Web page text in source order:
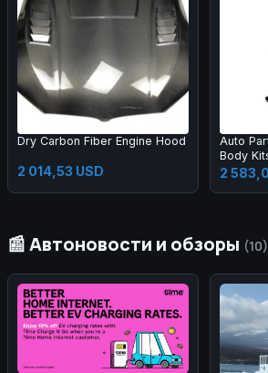
Dry Carbon Fiber Engine Hood
2 014,53 USD
Auto
Body
Side
2
📰 Автоновости и обзоры (10)